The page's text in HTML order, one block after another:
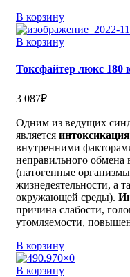
В корзину
В корзину
Токсфайтер люкс 180
3 087₽
Одним из ведущих
является интоксикация
внутренними
неправильного
(патогенные
жизнедеятельности, а
окружающей среды).
причина слабости,
утомляемости,
В корзину
В корзину